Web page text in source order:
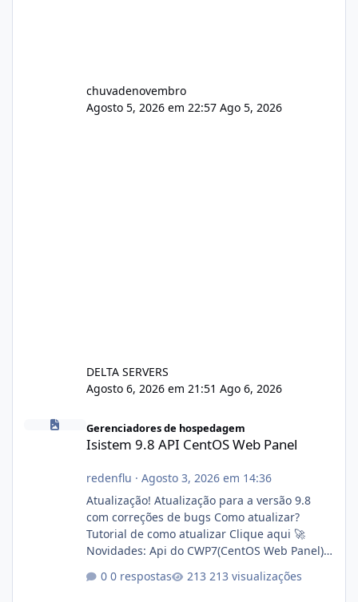
chuvadenovembro
Agosto 5, 2026 em 22:57 Ago 5, 2026
DELTA SERVERS
Agosto 6, 2026 em 21:51 Ago 6, 2026
Isistem 9.8 API CentOS Web Panel
Gerenciadores de hospedagem
Isistem 9.8 API CentOS Web Panel
redenflu · Agosto 3, 2026 em 14:36
Atualização! Atualização para a versão 9.8
com correções de bugs Como atualizar?
Tutorial de como atualizar Clique aqui 🚀
Novidades: Api do CWP7(CentOS Web Panel)
autorizado a usasr o isistem:
0 respostas 213 visualizações